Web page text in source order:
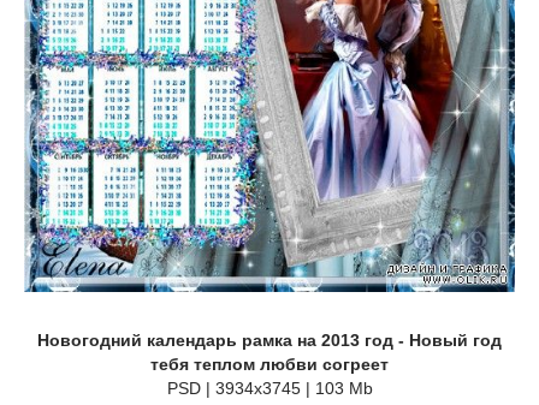
Новогодний календарь рамка на 2013 год - Новый год
тебя теплом любви согреет
PSD | 3934x3745 | 103 Mb